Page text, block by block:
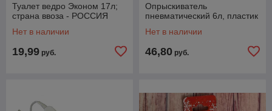
Туалет ведро Эконом 17л;
страна ввоза - РОССИЯ
Нет в наличии
19,99 руб.
Опрыскиватель
пневматический 6л, пластик
Нет в наличии
46,80 руб.